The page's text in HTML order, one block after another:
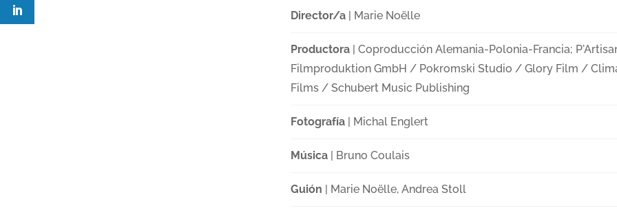
Director/a| Marie Noëlle
Productora| Coproducción Alemania-Polonia-Francia;
Filmproduktion GmbH / Pokromski Studio / Glory Film /
Films / Schubert Music Publishing
Fotografía| Michal Englert
Música| Bruno Coulais
Guión | Marie Noëlle, Andrea Stoll